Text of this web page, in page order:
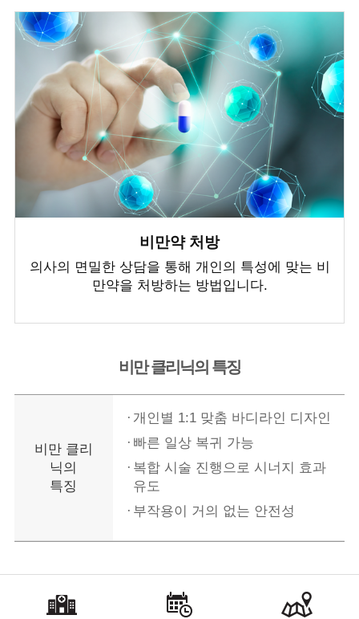
비만약 처방
의사의 면밀한 상담을 통해 개인의 특성에 맞는 비
만약을 처방하는 방법입니다.
비만 클리닉의 특징
비만 클리
닉의
특징
개인별 1:1 맞춤 바디라인 디자인
빠른 일상 복귀 가능
복합 시술 진행으로 시너지 효과
유도
부작용이 거의 없는 안전성